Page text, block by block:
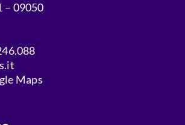
– 09050
Maps